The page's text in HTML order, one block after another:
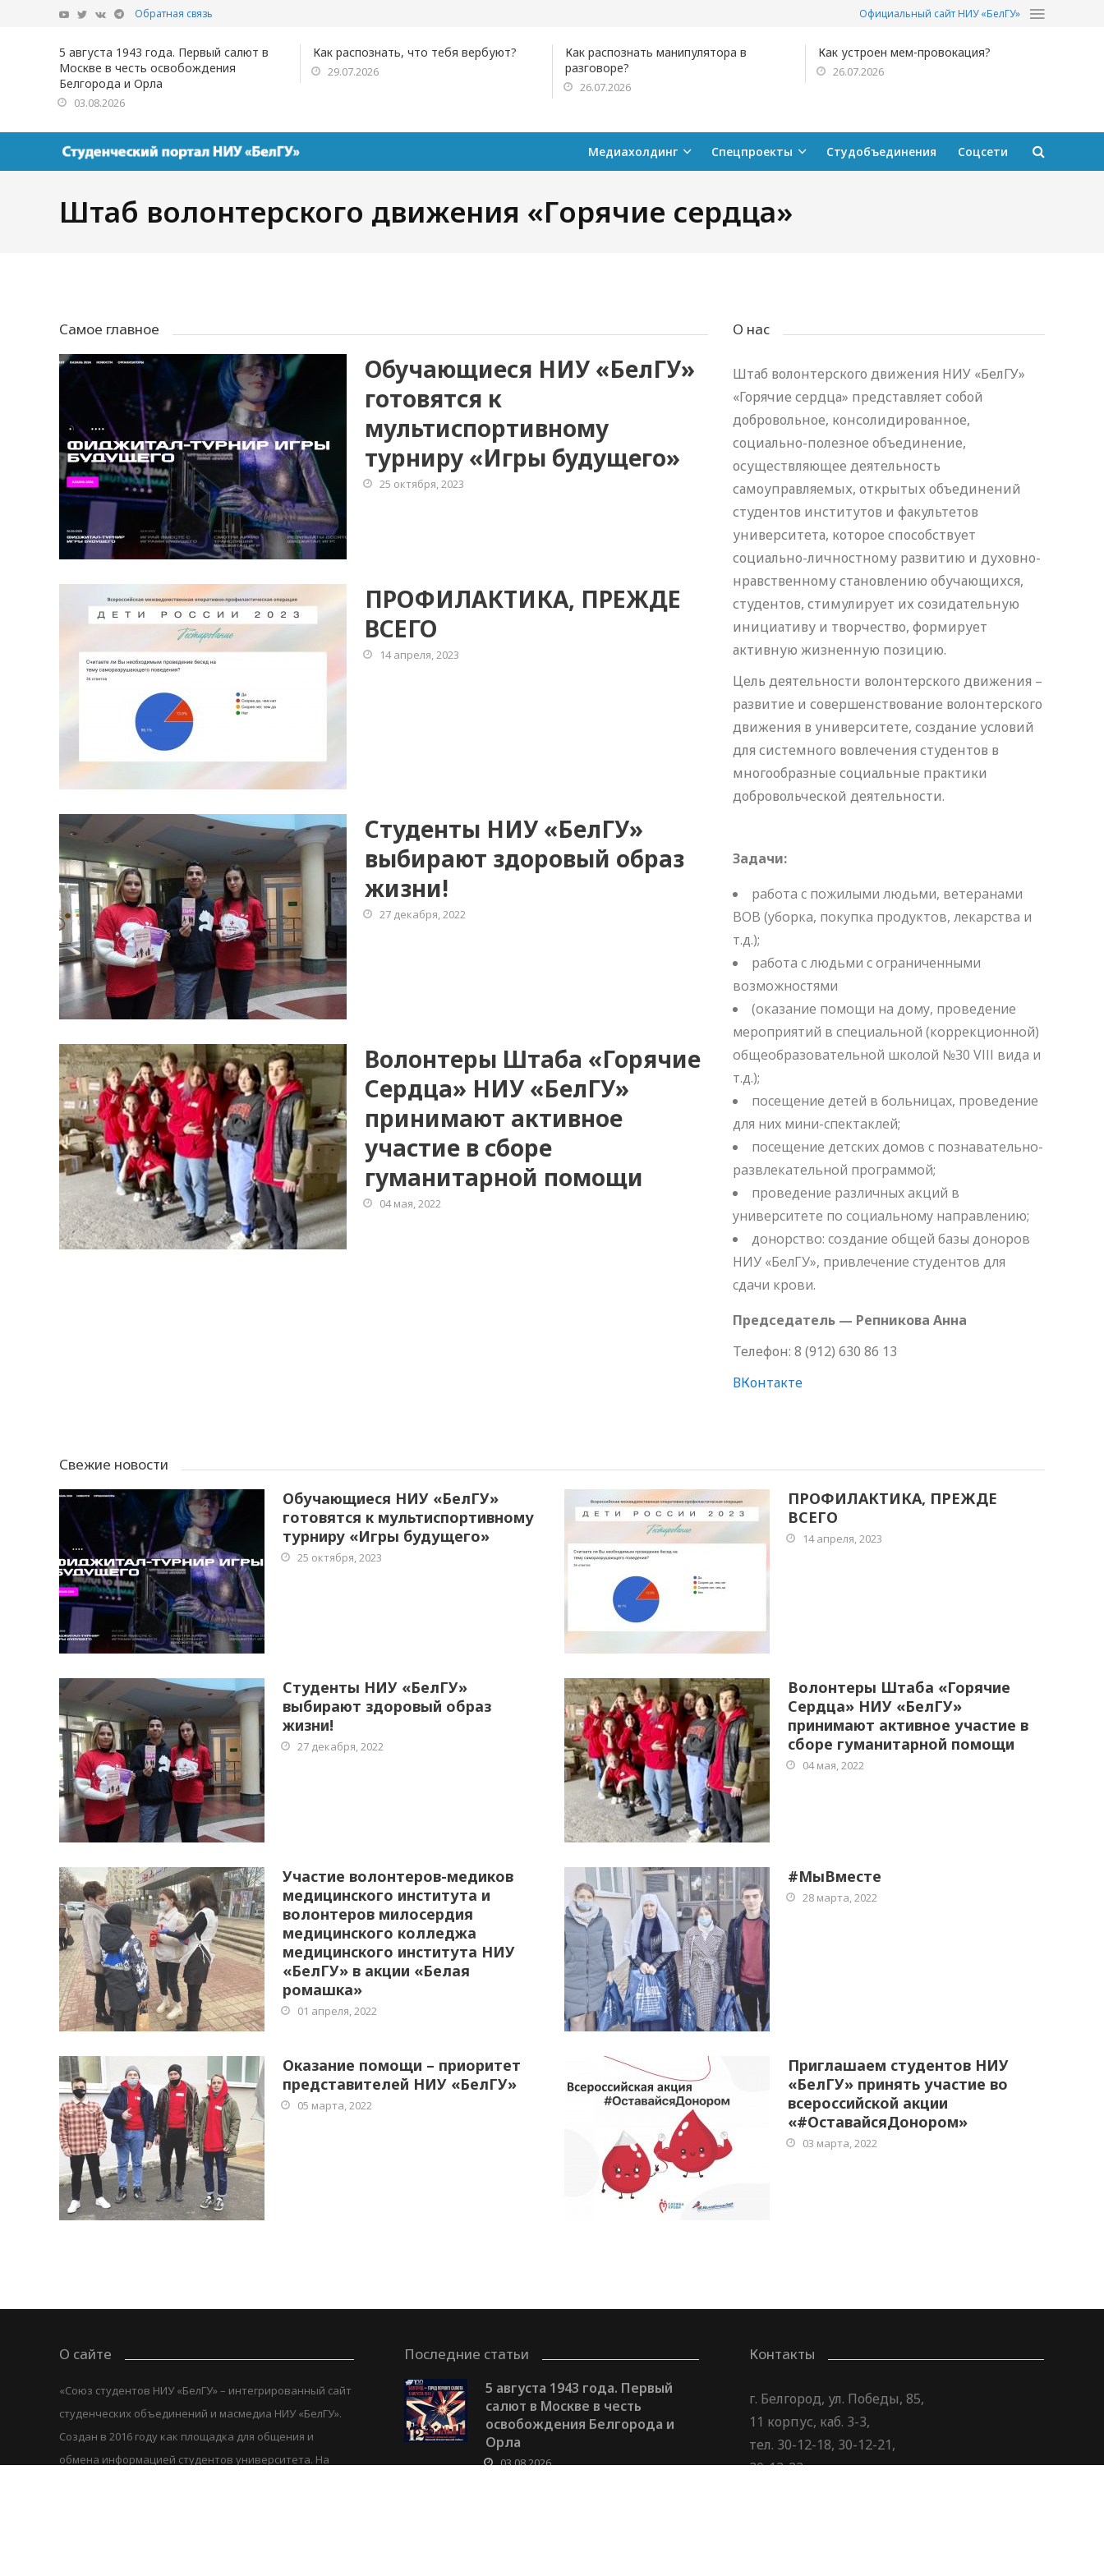
Обратная связь Официальный сайт НИУ «БелГУ»
5 августа 1943 года. Первый салют в
Москве в честь освобождения
Белгорода и Орла
03.08.2026
Как распознать, что тебя вербуют?
29.07.2026
Как распознать манипулятора в
разговоре?
26.07.2026
Как устроен мем-провокация?
26.07.2026
Медиахолдинг Спецпроекты Студобъединения Соцсети
Штаб волонтерского движения «Горячие сердца»
Самое главное
Обучающиеся НИУ «БелГУ»
готовятся к
мультиспортивному
турниру «Игры будущего»
25 октября, 2023
ПРОФИЛАКТИКА, ПРЕЖДЕ
ВСЕГО
14 апреля, 2023
Студенты НИУ «БелГУ»
выбирают здоровый образ
жизни!
27 декабря, 2022
Волонтеры Штаба «Горячие
Сердца» НИУ «БелГУ»
принимают активное
участие в сборе
гуманитарной помощи
04 мая, 2022
О нас
Штаб волонтерского движения НИУ «БелГУ»
«Горячие сердца» представляет собой
добровольное, консолидированное,
социально-полезное объединение,
осуществляющее деятельность
самоуправляемых, открытых объединений
студентов институтов и факультетов
университета, которое способствует
социально-личностному развитию и духовно-
нравственному становлению обучающихся,
студентов, стимулирует их созидательную
инициативу и творчество, формирует
активную жизненную позицию.
Цель деятельности волонтерского движения –
развитие и совершенствование волонтерского
движения в университете, создание условий
для системного вовлечения студентов в
многообразные социальные практики
добровольческой деятельности.
Задачи:
работа с пожилыми людьми, ветеранами
ВОВ (уборка, покупка продуктов, лекарства и
т.д.);
работа с людьми с ограниченными
возможностями
(оказание помощи на дому, проведение
мероприятий в специальной (коррекционной)
общеобразовательной школой №30 VIII вида и
т.д.);
посещение детей в больницах, проведение
для них мини-спектаклей;
посещение детских домов с познавательно-
развлекательной программой;
проведение различных акций в
университете по социальному направлению;
донорство: создание общей базы доноров
НИУ «БелГУ», привлечение студентов для
сдачи крови.
Председатель — Репникова Анна
Телефон: 8 (912) 630 86 13
ВКонтакте
Свежие новости
Обучающиеся НИУ «БелГУ»
готовятся к мультиспортивному
турниру «Игры будущего»
25 октября, 2023
ПРОФИЛАКТИКА, ПРЕЖДЕ
ВСЕГО
14 апреля, 2023
Студенты НИУ «БелГУ»
выбирают здоровый образ
жизни!
27 декабря, 2022
Волонтеры Штаба «Горячие
Сердца» НИУ «БелГУ»
принимают активное участие в
сборе гуманитарной помощи
04 мая, 2022
Участие волонтеров-медиков
медицинского института и
волонтеров милосердия
медицинского колледжа
медицинского института НИУ
«БелГУ» в акции «Белая
ромашка»
01 апреля, 2022
#МыВместе
28 марта, 2022
Оказание помощи – приоритет
представителей НИУ «БелГУ»
05 марта, 2022
Приглашаем студентов НИУ
«БелГУ» принять участие во
всероссийской акции
«#ОставайсяДонором»
03 марта, 2022
О сайте
«Союз студентов НИУ «БелГУ» – интегрированный сайт
студенческих объединений и масмедиа НИУ «БелГУ».
Создан в 2016 году как площадка для общения и
обмена информацией студентов университета. На
Последние статьи
5 августа 1943 года. Первый
салют в Москве в честь
освобождения Белгорода и
Орла
03.08.2026
Контакты
г. Белгород, ул. Победы, 85,
11 корпус, каб. 3-3,
тел. 30-12-18, 30-12-21,
30-12-22